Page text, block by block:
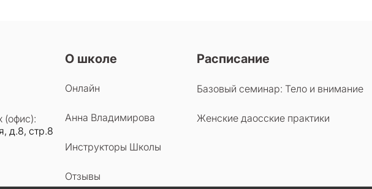
(офис):
д.8, стр.8
О школе
Онлайн
Анна Владимирова
Инструкторы Школы
Отзывы
Расписание
Базовый семинар: Тело и внимание
Женские даосские практики